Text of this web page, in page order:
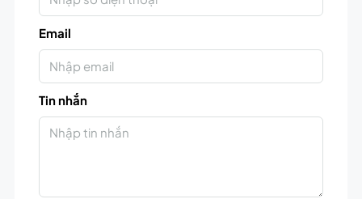
Email
Tin nhắn